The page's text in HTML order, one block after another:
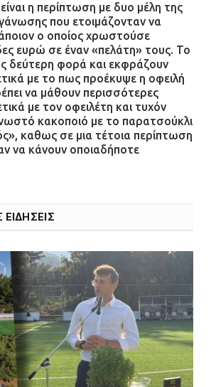
η περίπτωση με δυο μέλη της
που ετοιμάζονταν να
ο οποίος χρωστούσε
ευρώ σε έναν «πελάτη» τους. Το
δεύτερη φορά και εκφράζουν
με το πως προέκυψε η οφειλή
να μάθουν περισσότερες
με τον οφειλέτη και τυχόν
κακοποιό με το παρατσούκλι
καθως σε μια τέτοια περίπτωση
να κάνουν οποιαδήποτε